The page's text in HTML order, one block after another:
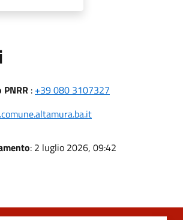
: +39 080 3107327
: 2 luglio 2026, 09:42